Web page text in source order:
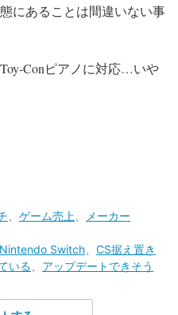
にあることは間違いない事
Conピアノに対応…いや
ゲーム売上 メーカー
Switch
CS据え置き
いる アップデートできそう